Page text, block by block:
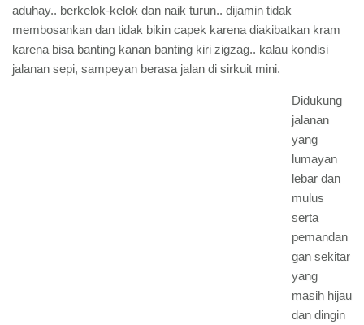
aduhay.. berkelok-kelok dan naik turun.. dijamin tidak
membosankan dan tidak bikin capek karena diakibatkan kram
karena bisa banting kanan banting kiri zigzag.. kalau kondisi
jalanan sepi, sampeyan berasa jalan di sirkuit mini.
Didukung
jalanan
yang
lumayan
lebar dan
mulus
serta
pemandan
gan sekitar
yang
masih hijau
dan dingin